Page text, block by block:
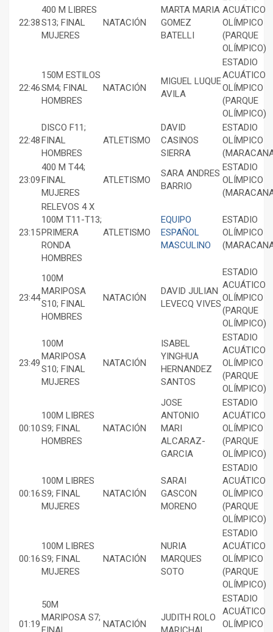
22:38
400 M LIBRES
S13; FINAL
MUJERES
NATACIÓN
MARTA MARIA
GOMEZ
BATELLI
ACUÁTICO
OLÍMPICO
(PARQUE
OLÍMPICO)
22:46
150M ESTILOS
SM4; FINAL
HOMBRES
NATACIÓN
MIGUEL LUQUE
AVILA
ESTADIO
ACUÁTICO
OLÍMPICO
(PARQUE
OLÍMPICO)
22:48
DISCO F11;
FINAL
HOMBRES
ATLETISMO
DAVID
CASINOS
SIERRA
ESTADIO
OLÍMPICO
23:09
400 M T44;
FINAL
MUJERES
ATLETISMO
SARA ANDRES
BARRIO
ESTADIO
OLÍMPICO
23:15
RELEVOS 4 X
100M T11-T13;
PRIMERA
RONDA
HOMBRES
ATLETISMO
EQUIPO
ESPAÑOL
MASCULINO
ESTADIO
OLÍMPICO
23:44
100M
MARIPOSA
S10; FINAL
HOMBRES
NATACIÓN
DAVID JULIAN
LEVECQ VIVES
ESTADIO
ACUÁTICO
OLÍMPICO
(PARQUE
OLÍMPICO)
23:49
100M
MARIPOSA
S10; FINAL
MUJERES
NATACIÓN
ISABEL
YINGHUA
HERNANDEZ
SANTOS
ESTADIO
ACUÁTICO
OLÍMPICO
(PARQUE
OLÍMPICO)
00:10
100M LIBRES
S9; FINAL
HOMBRES
NATACIÓN
JOSE
ANTONIO
MARI
ALCARAZ-
GARCIA
ESTADIO
ACUÁTICO
OLÍMPICO
(PARQUE
OLÍMPICO)
00:16
100M LIBRES
S9; FINAL
MUJERES
NATACIÓN
SARAI
GASCON
MORENO
ESTADIO
ACUÁTICO
OLÍMPICO
(PARQUE
OLÍMPICO)
00:16
100M LIBRES
S9; FINAL
MUJERES
NATACIÓN
NURIA
MARQUES
SOTO
ESTADIO
ACUÁTICO
OLÍMPICO
(PARQUE
OLÍMPICO)
01:19
50M
MARIPOSA S7;
NATACIÓN
JUDITH ROLO
ESTADIO
ACUÁTICO
OLÍMPICO